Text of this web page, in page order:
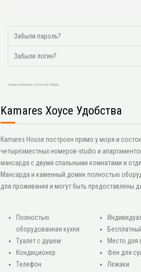
Забыли пароль?
Забыли логин?
FaLang translation system by Faboba
Kamares Хоусе Удобства
Kamares House построен прямо у моря и
четырехместных номеров-studio и
мансарда с двумя спальными комнатами и
Мансарда и каменный домик полностью
для проживания и могут быть предоставлены
Πолностью
оборудованная кухня
Туалет с душем
Κондиционер
Τелефон
Место для
Фен для
Лежаки